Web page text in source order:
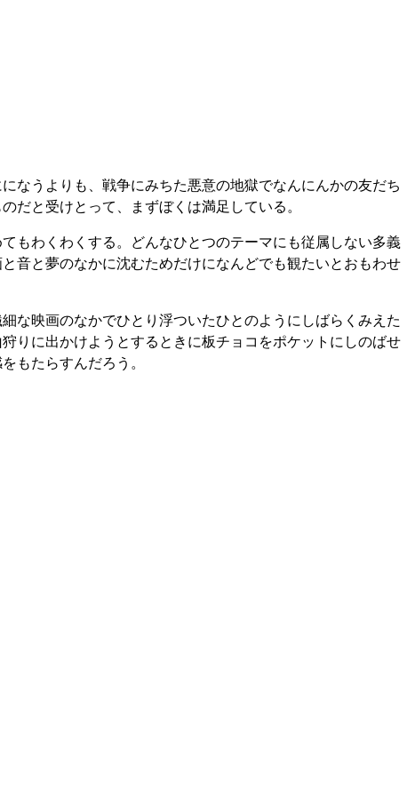
なうよりも、戦争にみちた悪意の地獄でなんにんかの友だち
と受けとって、まずぼくは満足している。
もわくわくする。どんなひとつのテーマにも従属しない多義
音と夢のなかに沈むためだけになんどでも観たいとおもわせ
な映画のなかでひとり浮ついたひとのようにしばらくみえた
りに出かけようとするときに板チョコをポケットにしのばせ
もたらすんだろう。